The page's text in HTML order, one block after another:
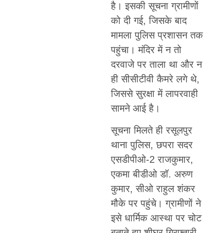
है। इसकी सूचना ग्रामीणों
को दी गई, जिसके बाद
मामला पुलिस प्रशासन तक
पहुंचा। मंदिर में न तो
दरवाजे पर ताला था और न
ही सीसीटीवी कैमरे लगे थे,
जिससे सुरक्षा में लापरवाही
सामने आई है।
सूचना मिलते ही रसूलपुर
थाना पुलिस, छपरा सदर
एसडीपीओ-2 राजकुमार,
एकमा बीडीओ डॉ. अरुण
कुमार, सीओ राहुल शंकर
मौके पर पहुंचे। ग्रामीणों ने
इसे धार्मिक आस्था पर चोट